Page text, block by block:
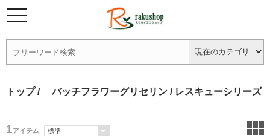
トップ/ バッチフラワーグリセリン / レスキューシリーズ
1アイテム